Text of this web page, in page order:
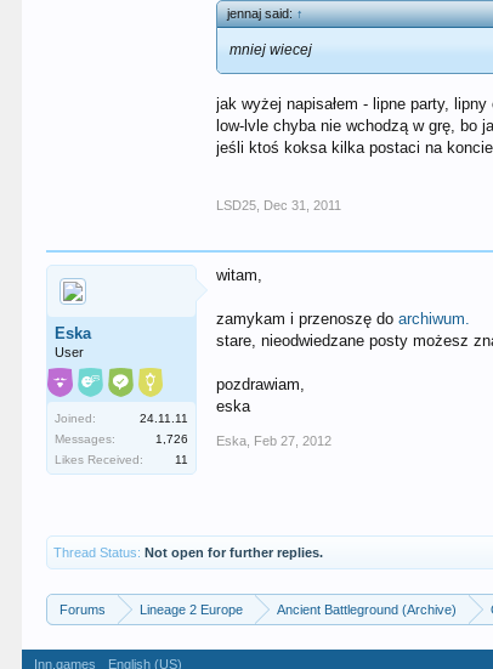
jennaj said:↑
mniej wiecej
jak wyżej napisałem - lipne party,
low-lvle chyba nie wchodzą w grę, bo
jeśli ktoś koksa kilka postaci na
LSD25 Dec 31, 2011
Eska
User
Joined:
24.11.11
Messages:
1,726
Likes Received:
11
witam,
zamykam i przenoszę doarchiwum.
stare, nieodwiedzane posty możesz
pozdrawiam,
eska
Eska Feb 27, 2012
Thread Status: Not open for further replies.
Forums Lineage 2 Europe Ancient Battleground (Archive)
Inn.games English (US)